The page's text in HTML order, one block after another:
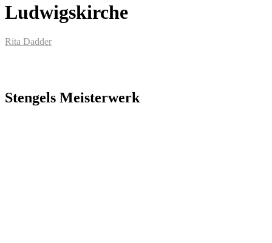
Ludwigskirche
Rita Dadder
Stengels Meisterwerk